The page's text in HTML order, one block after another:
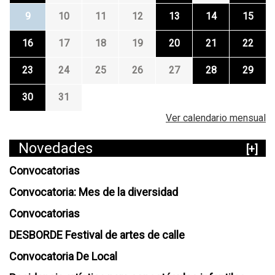
9 10 11 12 13 14 15
16 17 18 19 20 21 22
23 24 25 26 27 28 29
30
31
Ver calendario mensual
Novedades
[+]
Convocatorias
Convocatoria: Mes de la diversidad
Convocatorias
DESBORDE Festival de artes de calle
Convocatoria De Local